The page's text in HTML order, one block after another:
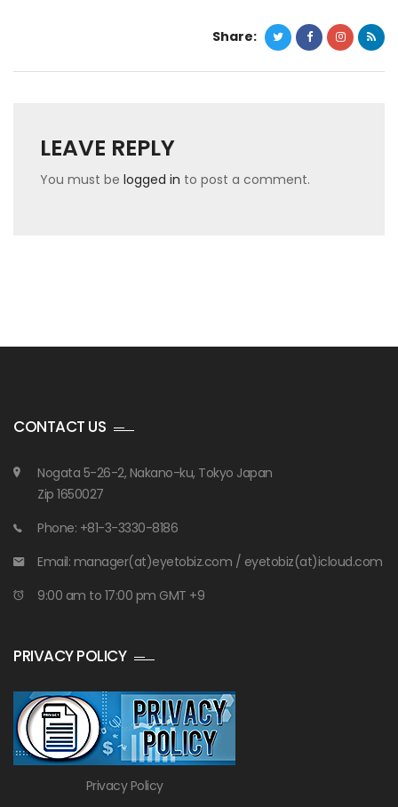
Share:
LEAVE REPLY
You must be logged in to post a comment.
CONTACT US
Nogata 5-26-2, Nakano-ku, Tokyo Japan
Zip 1650027
Phone: +81-3-3330-8186
Email: manager(at)eyetobiz.com / eyetobiz(at)icloud.com
9:00 am to 17:00 pm GMT +9
PRIVACY POLICY
Privacy Policy